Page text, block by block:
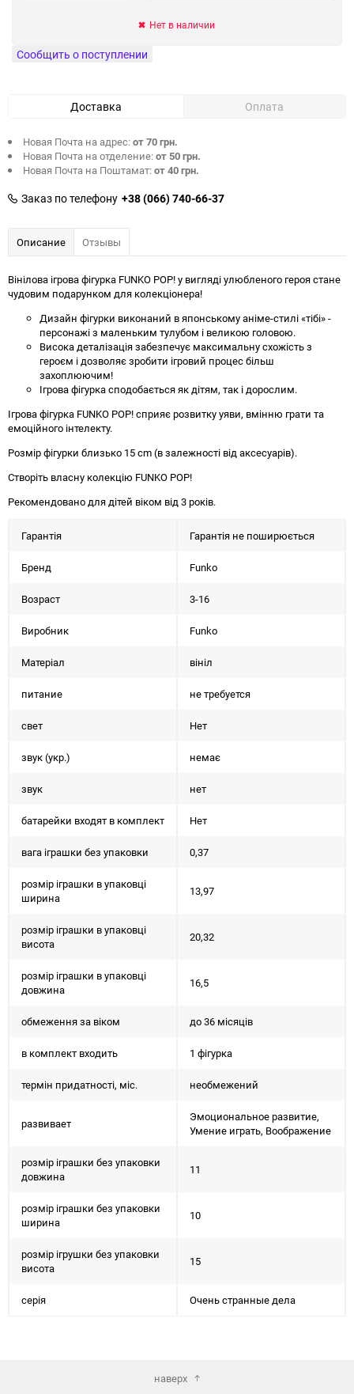
Нет в наличии
Сообщить о поступлении
Доставка Оплата
Новая Почта на адрес:от 70 грн.
Новая Почта на отделение:от 50 грн.
Новая Почта на Поштамат:от 40 грн.
Заказ по телефону +38 (066) 740-66-37
Описание Отзывы
Вінілова ігрова фігурка FUNKO POP! у вигляді улюбленого героя стане
чудовим подарунком для колекціонера!
Дизайн фігурки виконаний в японському аніме-стилі «тібі» -
персонажі з маленьким тулубом і великою головою.
Висока деталізація забезпечує максимальну схожість з
героєм і дозволяє зробити ігровий процес більш
захоплюючим!
Ігрова фігурка сподобається як дітям, так і дорослим.
Ігрова фігурка FUNKO POP! сприяє розвитку уяви, вмінню грати та
емоційного інтелекту.
Розмір фігурки близько 15 cm (в залежності від аксесуарів).
Створіть власну колекцію FUNKO POP!
Рекомендовано для дітей віком від 3 років.
Гарантія Гарантія не поширюється
Бренд Funko
Возраст 3-16
Виробник Funko
Матеріал вініл
питание не требуется
свет Нет
звук (укр.) немає
звук нет
батарейки входят в комплект Нет
вага іграшки без упаковки 0,37
розмір іграшки в упаковці
ширина
13,97
розмір іграшки в упаковці
висота
20,32
розмір іграшки в упаковці
довжина
16,5
обмеження за віком до 36 місяців
в комплект входить 1 фігурка
термін придатності, міс. необмежений
развивает
Эмоциональное развитие,
Умение играть, Воображение
розмір іграшки без упаковки
довжина
11
розмір іграшки без упаковки
ширина
10
розмір ігрушки без упаковки
висота
15
серія Очень странные дела
наверх